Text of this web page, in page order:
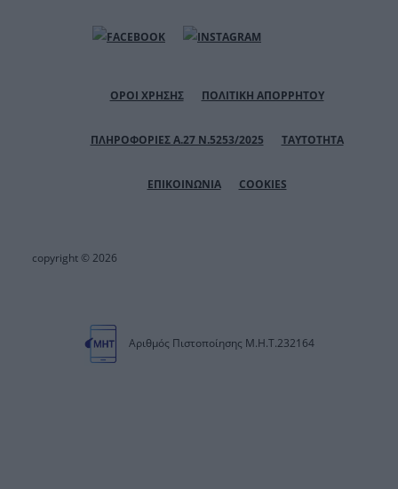
ΟΡΟΙ ΧΡΗΣΗΣ ΠΟΛΙΤΙΚΗ ΑΠΟΡΡΗΤΟΥ
ΠΛΗΡΟΦΟΡΙΕΣ Α.27 Ν.5253/2025 ΤΑΥΤΟΤΗΤΑ
ΕΠΙΚΟΙΝΩΝΙΑ COOKIES
copyright © 2026
Αριθμός Πιστοποίησης Μ.Η.Τ.232164